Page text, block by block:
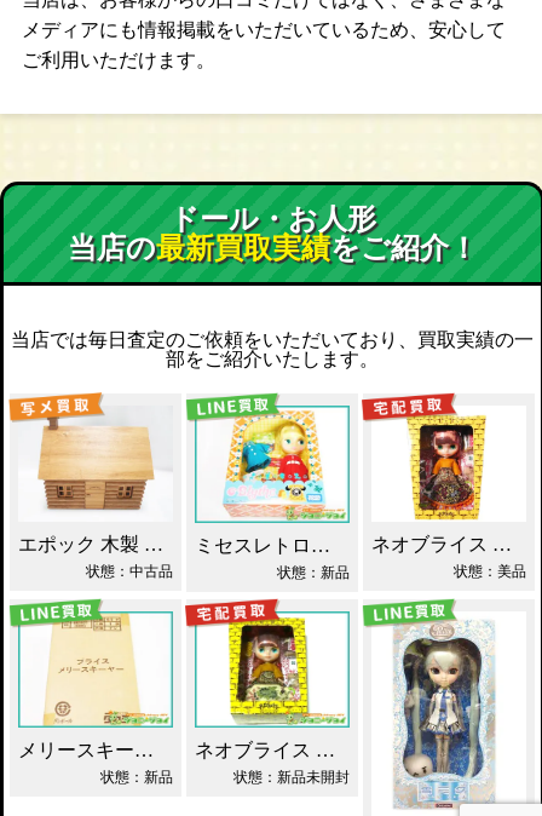
メディアにも情報掲載をいただいているため、安心して
ご利用いただけます。
ドール・お人形
当店の最新買取実績をご紹介！
当店では毎日査定のご依頼をいただいており、買取実績の一
部をご紹介いたします。
エポック 木製 丸太小屋 シルバニアファミリー 買取！
状態：中古品
ミセスレトロママ ネオブライス Blythe買取！
状態：新品
ネオブライス あちゃちゅむずきん 買取！
状態：美品
メリースキーヤー ネオブライス タカラ買取！
状態：新品
ネオブライス あちゃちゅむずきん Blythe 人形 買取！
状態：新品未開封